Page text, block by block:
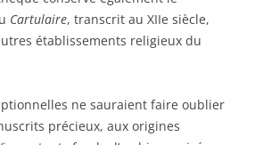
Cartulaire, transcrit au XIIe siècle,
établissements religieux du
ne sauraient faire oublier
précieux, aux origines